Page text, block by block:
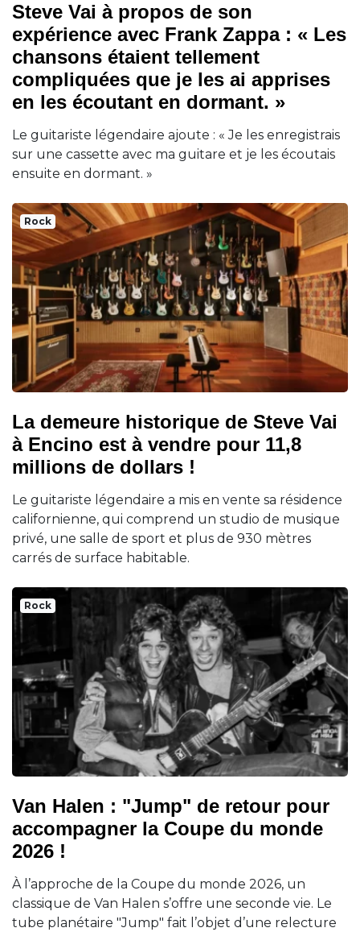
Steve Vai à propos de son
expérience avec Frank Zappa : « Les
chansons étaient tellement
compliquées que je les ai apprises
en les écoutant en dormant. »
Le guitariste légendaire ajoute : « Je les enregistrais
sur une cassette avec ma guitare et je les écoutais
ensuite en dormant. »
Rock
La demeure historique de Steve Vai
à Encino est à vendre pour 11,8
millions de dollars !
Le guitariste légendaire a mis en vente sa résidence
californienne, qui comprend un studio de musique
privé, une salle de sport et plus de 930 mètres
carrés de surface habitable.
Rock
Van Halen : "Jump" de retour pour
accompagner la Coupe du monde
2026 !
À l’approche de la Coupe du monde 2026, un
classique de Van Halen s’offre une seconde vie. Le
tube planétaire "Jump" fait l’objet d’une relecture